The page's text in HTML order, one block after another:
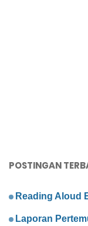
POSTINGAN
Reading Aloud
Laporan